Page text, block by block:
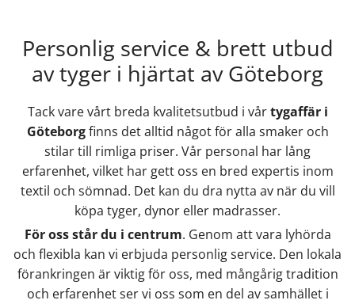
Personlig service & brett utbud
av tyger i hjärtat av Göteborg
Tack vare vårt breda kvalitetsutbud i vårtygaffär i
Göteborgfinns det alltid något för alla smaker och
stilar till rimliga priser. Vår personal har lång
erfarenhet, vilket har gett oss en bred expertis inom
textil och sömnad. Det kan du dra nytta av när du vill
köpa tyger, dynor eller madrasser.
För oss står du i centrum. Genom att vara lyhörda
och flexibla kan vi erbjuda personlig service. Den lokala
förankringen är viktig för oss, med mångårig tradition
och erfarenhet ser vi oss som en del av samhället i